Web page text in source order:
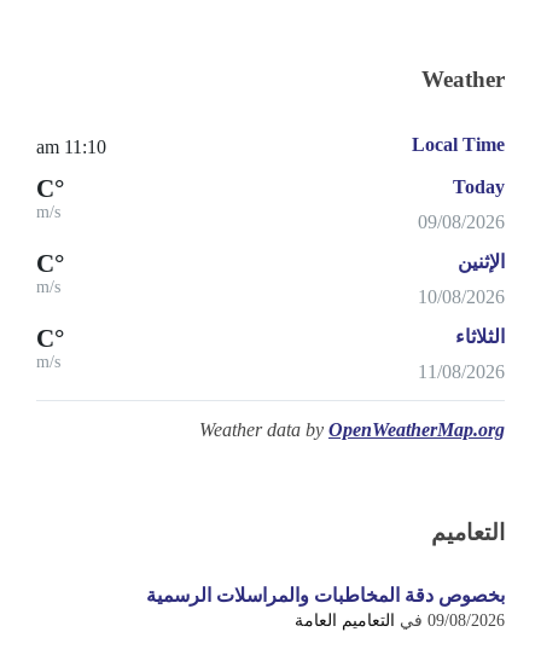
Weather
Local Time
11:10 am
Today
09/08/2026
°C
m/s
الإثنين
10/08/2026
°C
m/s
الثلاثاء
11/08/2026
°C
m/s
Weather data by OpenWeatherMap.org
التعاميم
بخصوص دقة المخاطبات والمراسلات الرسمية
09/08/2026 في التعاميم العامة